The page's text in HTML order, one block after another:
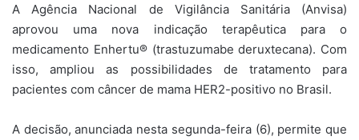
A Agência Nacional de Vigilância Sanitária (Anvisa)
aprovou uma nova indicação terapêutica para o
medicamento Enhertu® (trastuzumabe deruxtecana). Com
isso, ampliou as possibilidades de tratamento para
pacientes com câncer de mama HER2-positivo no Brasil.
A decisão, anunciada nesta segunda-feira (6), permite que